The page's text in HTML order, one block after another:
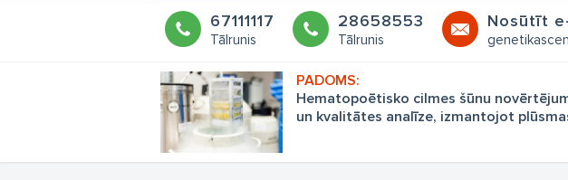
67111117
Tālrunis
28658553
Tālrunis
Nosūtīt
Hematopoētisko cilmes šūnu
un kvalitātes analīze, izmantojot